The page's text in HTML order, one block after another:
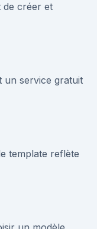
de créer et
un service gratuit
template reflète